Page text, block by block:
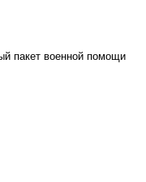
пакет военной помощи